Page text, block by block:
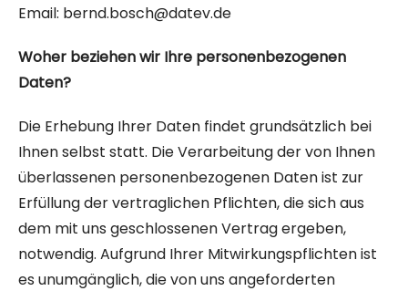
Email: bernd.bosch@datev.de
Woher beziehen wir Ihre personenbezogenen
Daten?
Die Erhebung Ihrer Daten findet grundsätzlich bei
Ihnen selbst statt. Die Verarbeitung der von Ihnen
überlassenen personenbezogenen Daten ist zur
Erfüllung der vertraglichen Pflichten, die sich aus
dem mit uns geschlossenen Vertragergeben,
notwendig. Aufgrund Ihrer Mitwirkungspflichten ist
es unumgänglich, die von uns angeforderten